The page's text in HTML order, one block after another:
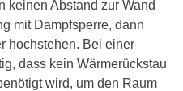
keinen Abstand zur Wand
mit Dampfsperre, dann
hochstehen. Bei einer
dass kein Wärmerückstau
wird, um den Raum